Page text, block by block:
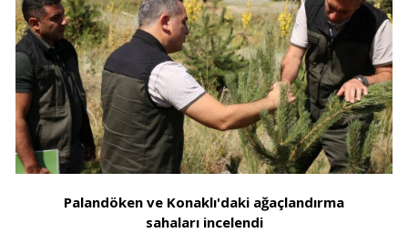
Palandöken ve Konaklı'daki ağaçlandırma
sahaları incelendi